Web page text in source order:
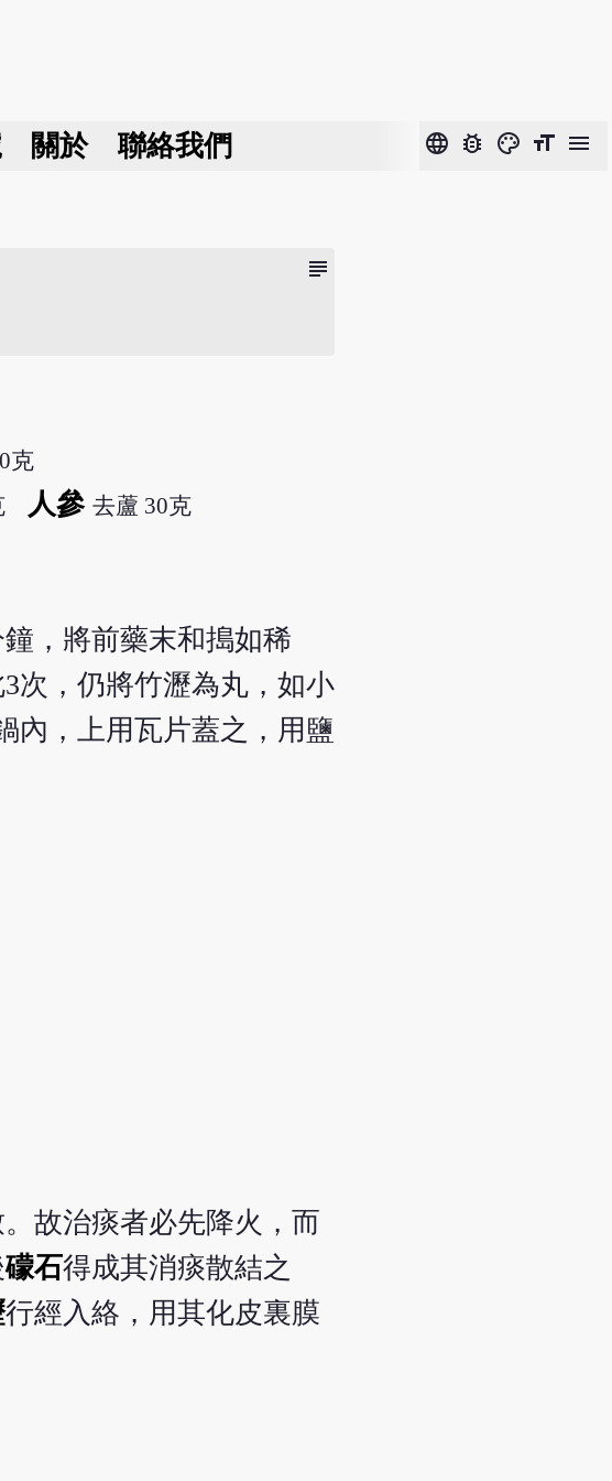
關於 聯絡我們 language bug_report color_lens format_size menu
subject
克
人參 去蘆 30克
，將前藥末和搗如稀
次，仍將竹瀝為丸，如小
內，上用瓦片蓋之，用鹽
故治痰者必先降火，而
礞石得成其消痰散結之
行經入絡，用其化皮裏膜